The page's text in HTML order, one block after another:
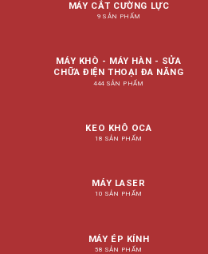
MÁY CẮT CƯỜNG LỰC
9 SẢN PHẨM
MÁY KHÒ - MÁY HÀN - SỬA
CHỮA ĐIỆN THOẠI ĐA NĂNG
444 SẢN PHẨM
KEO KHÔ OCA
18 SẢN PHẨM
MÁY LASER
10 SẢN PHẨM
MÁY ÉP KÍNH
58 SẢN PHẨM